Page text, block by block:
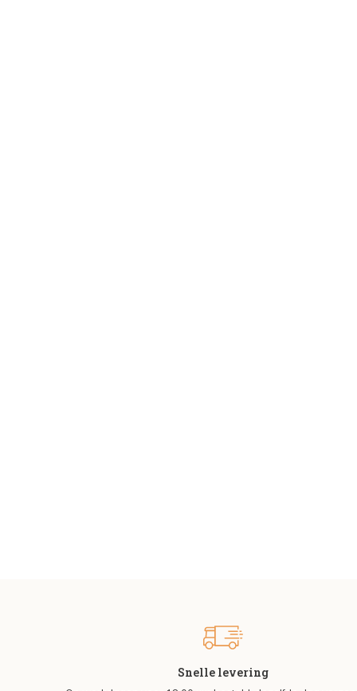
Snelle levering